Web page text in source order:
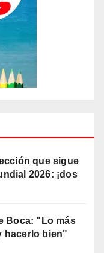
que sigue
2026: ¡dos
Boca: "Lo más
hacerlo bien"